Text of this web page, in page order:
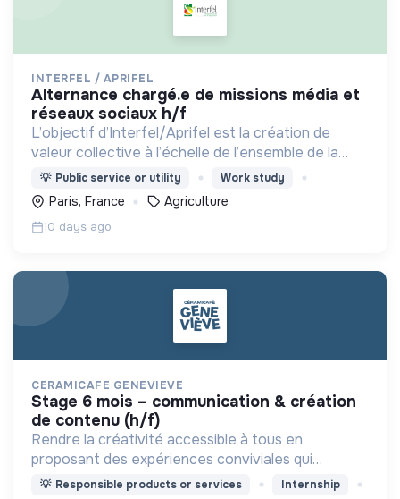
INTERFEL / APRIFEL
alternance chargé.e de missions média et
réseaux sociaux h/f
L’objectif d’Interfel/Aprifel est la création de
valeur collective à l’échelle de l’ensemble de la
filière des fruits & légumes
💡 Public service or utility Work study
Paris, France Agriculture
10 days ago
CERAMICAFE GENEVIEVE
stage 6 mois – communication & création
de contenu (h/f)
Rendre la créativité accessible à tous en
proposant des expériences conviviales qui
favorisent le bien-être, le lien social et l'expression
💡 Responsible products or services Internship